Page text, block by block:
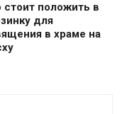
стоит положить в
для
в храме на